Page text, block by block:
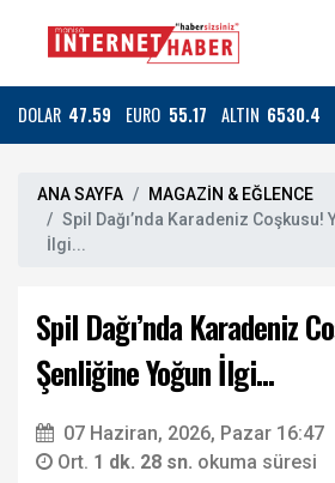
DOLAR 47.59 EURO 55.17 ALTIN 6530.4
ANA SAYFA
MAGAZİN & EĞLENCE
Spil Dağı’nda Karadeniz Coşkusu!
İlgi...
Spil Dağı’nda Karadeniz
Şenliğine Yoğun İlgi...
07 Haziran, 2026, Pazar 16:47
Ort. 1 dk. 28 sn. okuma süresi